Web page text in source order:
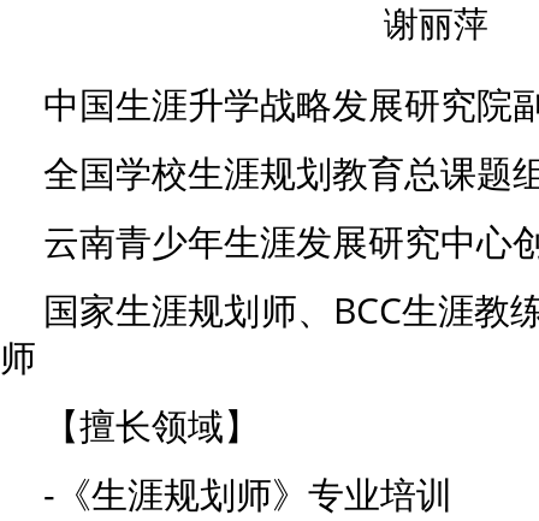
谢丽萍
中国生涯升学战略发展研究院
全国学校生涯规划教育总课题
云南青少年生涯发展研究中心
国家生涯规划师、BCC生涯教
师
【擅长领域】
-《生涯规划师》专业培训